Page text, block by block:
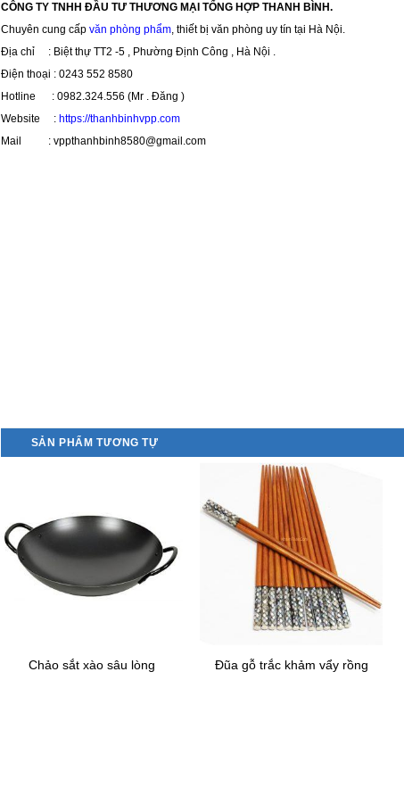
CÔNG TY TNHH ĐẦU TƯ THƯƠNG MẠI TỔNG HỢP THANH BÌNH.
Chuyên cung cấp văn phòng phẩm, thiết bị văn phòng uy tín tại Hà Nội.
Địa chỉ : Biệt thự TT2 -5 , Phường Định Công , Hà Nội .
Điện thoại : 0243 552 8580
Hotline : 0982.324.556 (Mr . Đăng )
Website : https://thanhbinhvpp.com
Mail : vppthanhbinh8580@gmail.com
SẢN PHẨM TƯƠNG TỰ
Chảo sắt xào sâu lòng Đũa gỗ trắc khảm vẩy rồng